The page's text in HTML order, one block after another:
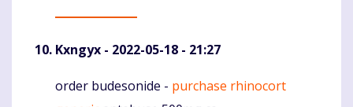
Kxngyx - 2022-05-18 - 21:27
Komentaras
order budesonide - purchase rhinocort